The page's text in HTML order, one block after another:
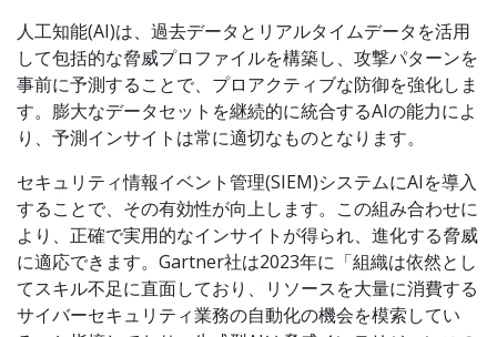
人工知能(AI)は、過去データとリアルタイムデータを活用
して包括的な脅威プロファイルを構築し、攻撃パターンを
事前に予測することで、プロアクティブな防御を強化しま
す。膨大なデータセットを継続的に統合するAIの能力によ
り、予測インサイトは常に適切なものとなります。
セキュリティ情報イベント管理(SIEM)システムにAIを導入
することで、その有効性が向上します。この組み合わせに
より、正確で実用的なインサイトが得られ、進化する脅威
に適応できます。Gartner社は2023年に「組織は依然とし
てスキル不足に直面しており、リソースを大量に消費する
サイバーセキュリティ業務の自動化の機会を模索してい